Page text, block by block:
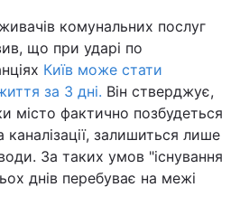
комунальних послуг
що при ударі по
Київ може стати
за 3 дні. Він стверджує,
місто фактично позбудеться
залишиться лише
За таких умов "існування
днів перебуває на межі